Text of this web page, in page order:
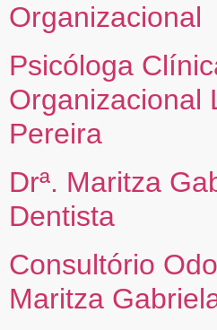
Organizacional
Psicóloga
Organizacional
Pereira
Drª. Maritza
Dentista
Consultório
Maritza